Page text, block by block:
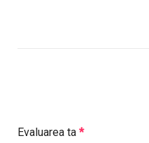
Evaluarea ta *